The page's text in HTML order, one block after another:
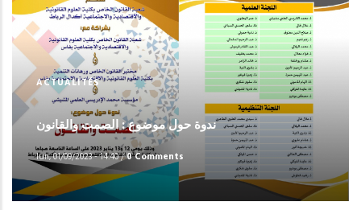
ACTUALITÉS
ندوة حول موضوع : الصمت والقانون
lun, 01/09/2023 - 14:40/0 Comments